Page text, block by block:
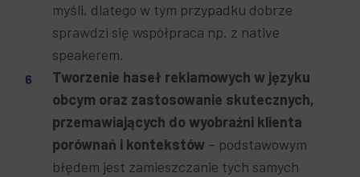
myśli, dlatego w tym przypadku dobrze
sprawdzi się współpraca np. z native
speakerem.
Tworzenie haseł reklamowych w języku
obcym oraz zastosowanie skutecznych,
przemawiających do wyobraźni klienta
porównań i kontekstów – podstawowym
błędem jest zamieszczanie tych samych